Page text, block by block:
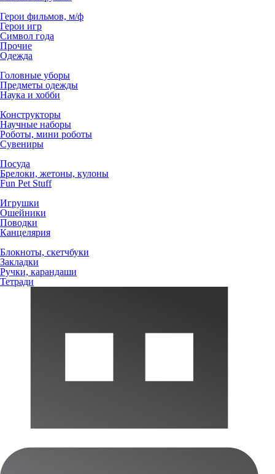
Герои фильмов, м/ф
Герои игр
Символ года
Прочие
Одежда
Головные уборы
Предметы одежды
Наука и хобби
Конструкторы
Научные наборы
Роботы, мини роботы
Сувениры
Посуда
Брелоки, жетоны, кулоны
Fun Pet Stuff
Игрушки
Ошейники
Поводки
Канцелярия
Блокноты, скетчбуки
Закладки
Ручки, карандаши
Тетради